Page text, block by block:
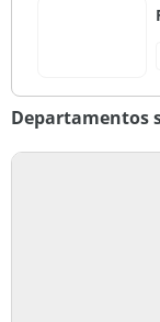
Departamentos